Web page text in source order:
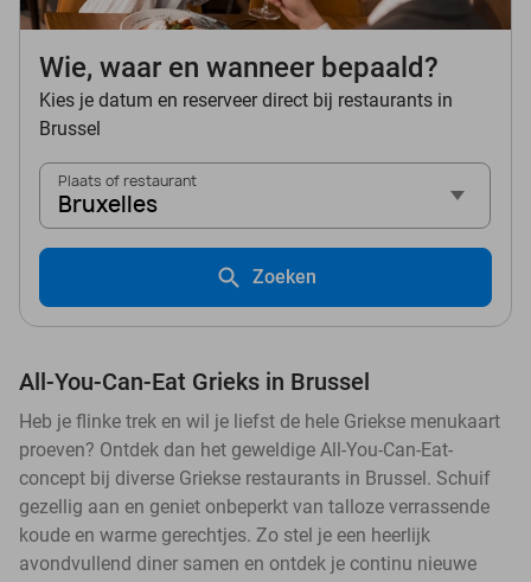
Wie, waar en wanneer bepaald?
Kies je datum en reserveer direct bij restaurants in
Brussel
Plaats of restaurant
Bruxelles
Zoeken
All-You-Can-Eat Grieks in Brussel
Heb je flinke trek en wil je liefst de hele Griekse menukaart
proeven? Ontdek dan het geweldige All-You-Can-Eat-
concept bij diverse Griekse restaurants in Brussel. Schuif
gezellig aan en geniet onbeperkt van talloze verrassende
koude en warme gerechtjes. Zo stel je een heerlijk
avondvullend diner samen en ontdek je continu nieuwe